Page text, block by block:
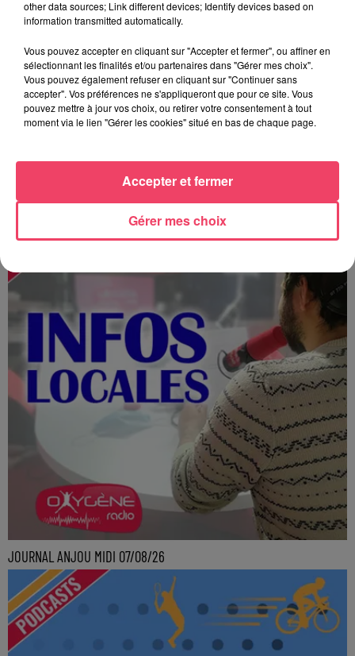
MAGSPORT SOIR 49 07/08/26
JOURNAL ANJOU MIDI 07/08/26
other data sources; Link different devices; Identify devices based on
information transmitted automatically.
Vous pouvez accepter en cliquant sur "Accepter et fermer", ou affiner en
sélectionnant les finalités et/ou partenaires dans "Gérer mes choix".
Vous pouvez également refuser en cliquant sur "Continuer sans
accepter". Vos préférences ne s'appliqueront que pour ce site. Vous
pouvez mettre à jour vos choix, ou retirer votre consentement à tout
moment via le lien "Gérer les cookies" situé en bas de chaque page.
Gérer mes choix
Accepter et fermer